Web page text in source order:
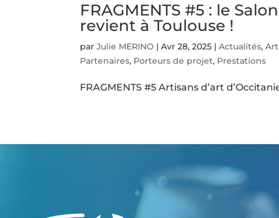
FRAGMENTS #5 : le
revient à Toulouse !
parJulie MERINO |Avr 28, 2025 |Actualités,
Partenaires, Porteurs de projet, Prestations
FRAGMENTS #5 Artisans d’art